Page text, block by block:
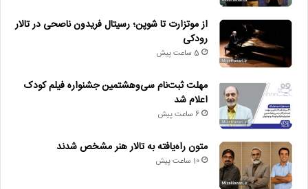
از موتزارت تا شوپن؛ رسیتال فریدون ناصحی در تالار
رودکی
5 ساعت پیش
مهلت ثبت‌نام سی‌وهشتمین جشنواره فیلم کودک
اعلام شد
6 ساعت پیش
متون راه‌یافته به تالار هنر مشخص شدند
10 ساعت پیش